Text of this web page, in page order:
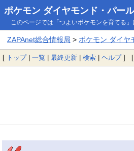
ポケモン ダイヤモンド・パー
このページでは「つよいポケモンを育てる」
ZAPAnet総合情報局 > ポケモン ダイヤ
[ トップ| 一覧 | 最終更新 | 検索 | ヘルプ] [